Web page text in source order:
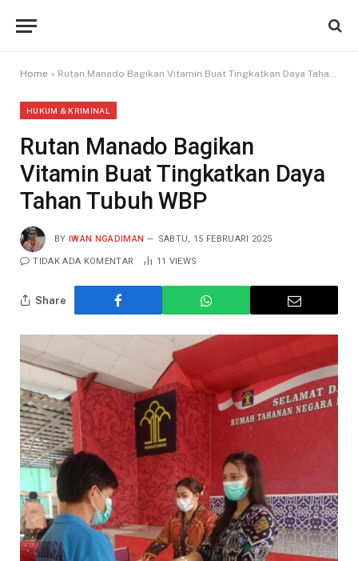
Home » Rutan Manado Bagikan Vitamin Buat Tingkatkan Daya Tahan Tubuh WBP
HUKUM & KRIMINAL
Rutan Manado Bagikan
Vitamin Buat Tingkatkan Daya
Tahan Tubuh WBP
BY IWAN NGADIMAN SABTU, 15 FEBRUARI 2025
TIDAK ADA KOMENTAR 11 VIEWS
Share